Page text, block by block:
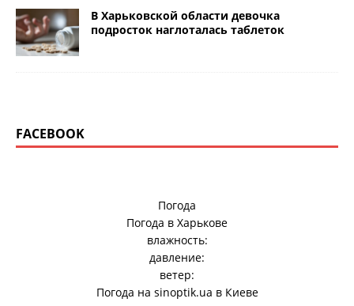
В Харьковской области девочка
подросток наглоталась таблеток
FACEBOOK
Погода
Погода в Харькове
влажность:
давление:
ветер:
Погода на sinoptik.ua в Киеве